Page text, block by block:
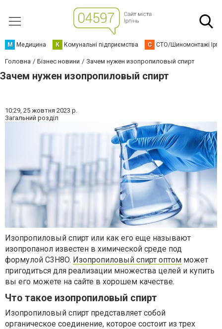
М Медицина К Комунальні підприємства С СТО/Шиномонтажі
Головна Бізнес новини Зачем нужен изопропиловый спирт
Зачем нужен изопропиловый спирт
10:29, 25 жовтня 2023 р.
Загальний розділ
Изопропиловый спирт или как его еще называют
изопропанол известен в химической среде под
формулой C3H8O. Изопропиловый спирт оптом может
пригодиться для реализации множества целей и купить
вы его можете на сайте в хорошем качестве.
Что такое изопропиловый спирт
Изопропиловый спирт представляет собой
органическое соединение, которое состоит из трех